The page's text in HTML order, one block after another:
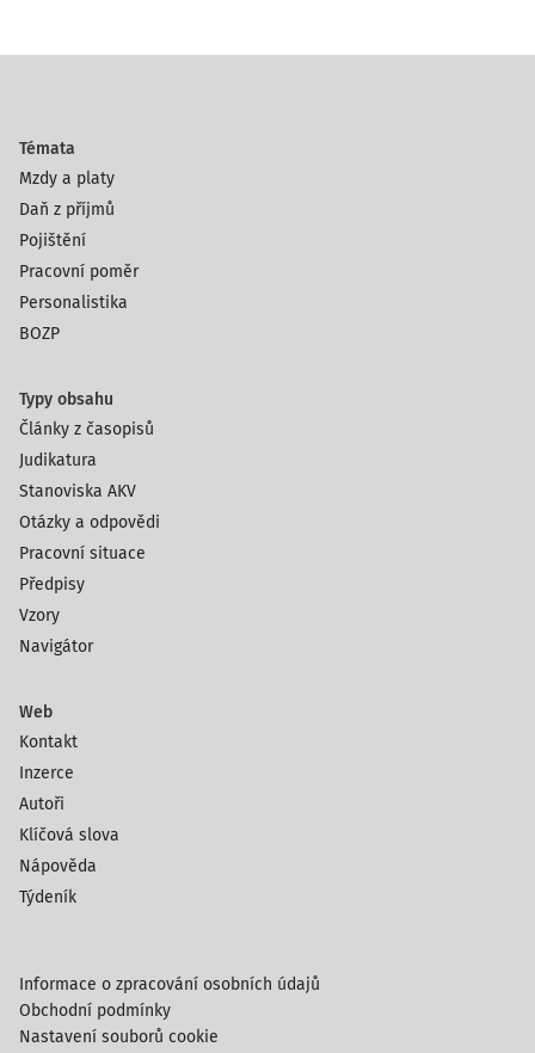
Témata
Mzdy a platy
Daň z příjmů
Pojištění
Pracovní poměr
Personalistika
BOZP
Typy obsahu
Články z časopisů
Judikatura
Stanoviska AKV
Otázky a odpovědi
Pracovní situace
Předpisy
Vzory
Navigátor
Web
Kontakt
Inzerce
Autoři
Klíčová slova
Nápověda
Týdeník
Informace o zpracování osobních údajů
Obchodní podmínky
Nastavení souborů cookie